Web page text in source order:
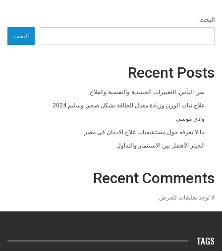
البحث
البحث
Recent Posts
سن اليأس: التغييرات الجسدية والنفسية والعلاج
علاج ثبات الوزن وزيادة معدل الطاقة بشكل صحي وسليم 2024
وادي موسى
ما لا تعرفه حول مستشفيات علاج الادمان فى مصر
الخيار الأفضل بين الاستثمار والتداول
Recent Comments
لا توجد تعليقات للعرض.
TAGS